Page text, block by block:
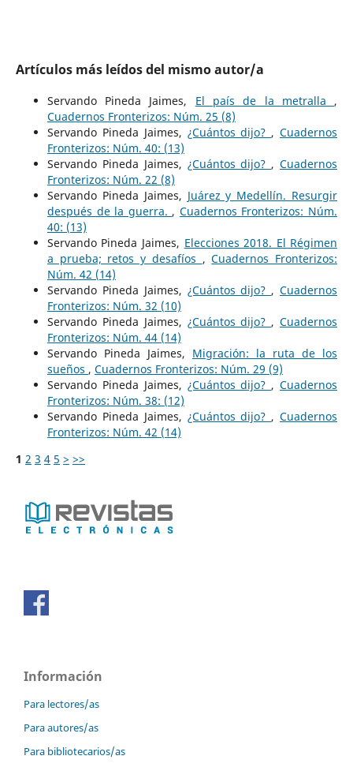
Artículos más leídos del mismo autor/a
Servando Pineda Jaimes, El país de la metralla ,
Cuadernos Fronterizos: Núm. 25 (8)
Servando Pineda Jaimes, ¿Cuántos dijo? ,Cuadernos
Fronterizos: Núm. 40: (13)
Servando Pineda Jaimes, ¿Cuántos dijo? ,Cuadernos
Fronterizos: Núm. 22 (8)
Servando Pineda Jaimes, Juárez y Medellín. Resurgir
después de la guerra. , Cuadernos Fronterizos: Núm.
40: (13)
Servando Pineda Jaimes, Elecciones 2018. El Régimen
a prueba; retos y desafíos ,Cuadernos Fronterizos:
Núm. 42 (14)
Servando Pineda Jaimes, ¿Cuántos dijo? ,Cuadernos
Fronterizos: Núm. 32 (10)
Servando Pineda Jaimes, ¿Cuántos dijo? ,Cuadernos
Fronterizos: Núm. 44 (14)
Servando Pineda Jaimes, Migración: la ruta de los
sueños , Cuadernos Fronterizos: Núm. 29 (9)
Servando Pineda Jaimes, ¿Cuántos dijo? ,Cuadernos
Fronterizos: Núm. 38: (12)
Servando Pineda Jaimes, ¿Cuántos dijo? ,Cuadernos
Fronterizos: Núm. 42 (14)
1 2 3 4 5 > >>
Información
Para lectores/as
Para autores/as
Para bibliotecarios/as